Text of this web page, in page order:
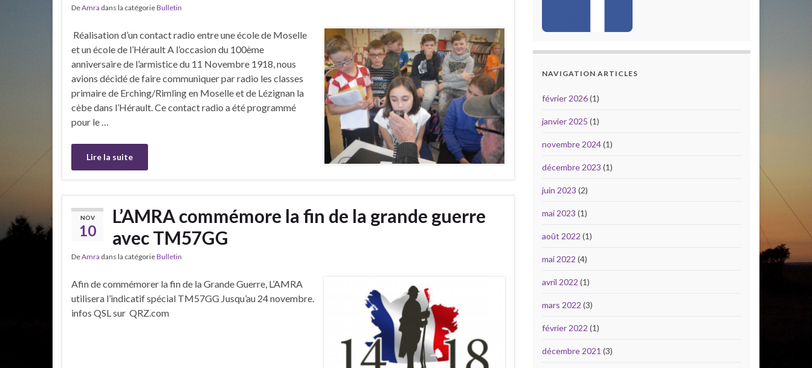
DeAmra dans la catégorieBulletin
Réalisation d’un contact radio entre une école de Moselle
et un école de l’Hérault A l’occasion du 100ème
anniversaire de l’armistice du 11 Novembre 1918, nous
avions décidé de faire communiquer par radio les classes
primaire de Erching/Rimling en Moselle et de Lézignan la
cèbe dans l’Hérault. Ce contact radio a été programmé
pour le …
Lire la suite
NOV
10
L’AMRA commémore la fin de la grande guerre
avec TM57GG
DeAmra dans la catégorieBulletin
Afin de commémorer la fin de la Grande Guerre, L’AMRA
utilisera l’indicatif spécial TM57GG Jusqu’au 24 novembre.
infos QSL sur QRZ.com
NAVIGATION ARTICLES
février 2026(1)
janvier 2025 (1)
novembre 2024(1)
décembre 2023 (1)
juin 2023 (2)
mai 2023 (1)
août 2022 (1)
mai 2022 (4)
avril 2022 (1)
mars 2022 (3)
février 2022 (1)
décembre 2021 (3)